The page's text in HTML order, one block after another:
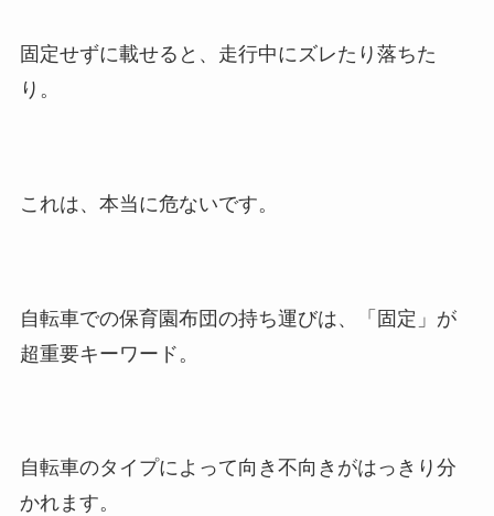
固定せずに載せると、走行中にズレたり落ちた
り。
これは、本当に危ないです。
自転車での保育園布団の持ち運びは、「固定」が
超重要キーワード。
自転車のタイプによって向き不向きがはっきり分
かれます。